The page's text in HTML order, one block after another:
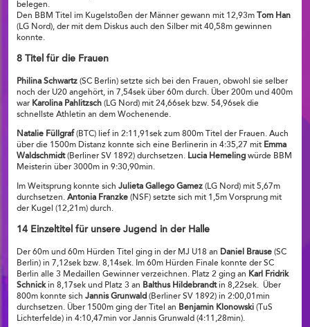
belegen.
Den BBM Titel im Kugelstoßen der Männer gewann mit 12,93m
Tom Han
(LG Nord), der mit dem Diskus auch den Silber mit 40,58m gewinnen
konnte.
8 Titel für die Frauen
Philina Schwartz (SC Berlin) setzte sich bei den Frauen, obwohl sie selber
noch der U20 angehört, in 7,54sek über 60m durch. Über 200m und 400m
war Karolina Pahlitzsch (LG Nord) mit 24,66sek bzw. 54,96sek die
schnellste Athletin an dem Wochenende.
Natalie Füllgraf (BTC) lief in 2:11,91sek zum 800m Titel der Frauen. Auch
über die 1500m Distanz konnte sich eine Berlinerin in 4:35,27 mit Emma
Waldschmidt(Berliner SV 1892) durchsetzen. Lucia Hemeling würde BBM
Meisterin über 3000m in 9:30,90min.
Im Weitsprung konnte sich Julieta Gallego Gamez (LG Nord) mit 5,67m
durchsetzen. Antonia Franzke (NSF) setzte sich mit 1,5m Vorsprung mit
der Kugel (12,21m) durch.
14 Einzeltitel für unsere Jugend in der Halle
Der 60m und 60m Hürden Titel ging in der MJ U18 an Daniel Brause (SC
Berlin) in 7,12sek bzw. 8,14sek. Im 60m Hürden Finale konnte der SC
Berlin alle 3 Medaillen Gewinner verzeichnen. Platz 2 ging an Karl Fridrik
Schnickin 8,17sek und Platz 3 an Balthus Hildebrandtin 8,22sek. Über
800m konnte sich Jannis Grunwald (Berliner SV 1892) in 2:00,01min
durchsetzen. Über 1500m ging der Titel an Benjamin Klonowski (TuS
Lichterfelde) in 4:10,47min vor Jannis Grunwald (4:11,28min).